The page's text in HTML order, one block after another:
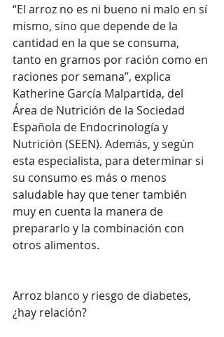
“El arroz no es ni bueno ni malo en sí
mismo, sino que depende de la
cantidad en la que se consuma,
tanto en gramos por ración como en
raciones por semana”, explica
Katherine García Malpartida, del
Área de Nutrición de la Sociedad
Española de Endocrinología y
Nutrición (SEEN). Además, y según
esta especialista, para determinar si
su consumo es más o menos
saludable hay que tener también
muy en cuenta la manera de
prepararlo y la combinación con
otros alimentos.
Arroz blanco y riesgo de diabetes,
¿hay relación?